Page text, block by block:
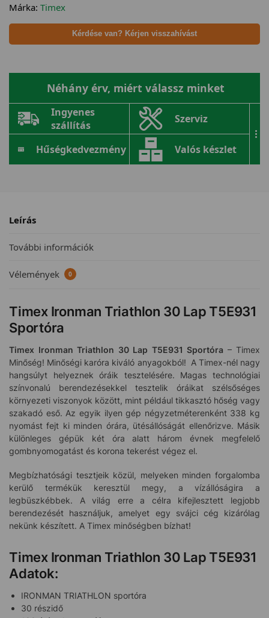
Márka: Timex
Kérdése van? Kérjen visszahívást
Néhány érv, miért válassz minket
Ingyenes
szállítás
Szerviz
Hűségkedvezmény Valós készlet
...
Leírás
További információk
Vélemények 0
Timex Ironman Triathlon 30 Lap T5E931
Sportóra
Timex Ironman Triathlon 30 Lap T5E931 Sportóra – Timex
Minőség! Minőségi karóra kiváló anyagokból! A Timex-nél nagy
hangsúlyt helyeznek óráik tesztelésére. Magas technológiai
színvonalú berendezésekkel tesztelik óráikat szélsőséges
környezeti viszonyok között, mint például tikkasztó hőség vagy
szakadó eső. Az egyik ilyen gép négyzetméterenként 338 kg
nyomást fejt ki minden órára, ütésállóságát ellenőrizve. Másik
különleges gépük két óra alatt három évnek megfelelő
gombnyomogatást és korona tekerést végez el.
Megbízhatósági tesztjeik közül, melyeken minden forgalomba
kerülő termékük keresztül megy, a vízállóságira a
legbüszkébbek. A világ erre a célra kifejlesztett legjobb
berendezését használjuk, amelyet egy svájci cég kizárólag
nekünk készített. A Timex minőségben bízhat!
Timex Ironman Triathlon 30 Lap T5E931
Adatok:
IRONMAN TRIATHLON sportóra
30 részidő